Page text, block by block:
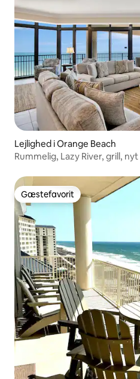
Lejlighed i Orange Beach
Rummelig, Lazy River, grill,
Gæstefavorit
Gæstefavorit